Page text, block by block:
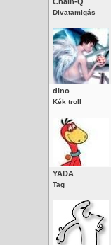
Divatamigás
dino
Kék troll
YADA
Tag